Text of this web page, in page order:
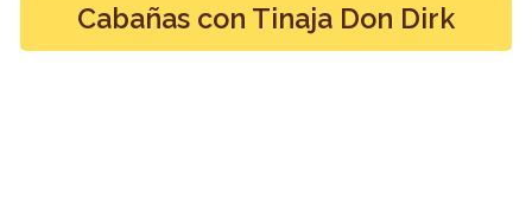
Cabañas con Tinaja Don Dirk